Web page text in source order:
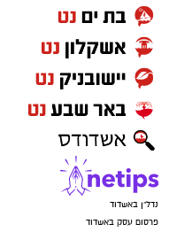
נדל"ן באשדוד
פרסום עסק באשדוד